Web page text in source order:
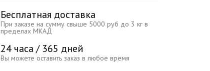
Бесплатная доставка
При заказе на сумму свыше 5000 руб до 3 кг в
пределах МКАД
24 часа / 365 дней
Вы можете оставить заказ в любое время